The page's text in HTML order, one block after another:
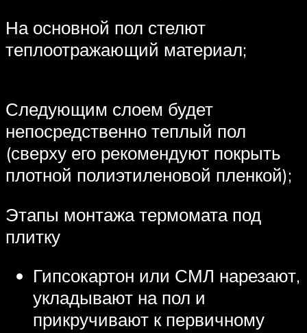
На основной пол стелют
теплоотражающий материал;
Следующим слоем будет
непосредственно теплый пол
(сверху его рекомендуют покрыть
плотной полиэтиленовой пленкой);
Этапы монтажа термомата под
плитку
Гипсокартон или СМЛ нарезают,
укладывают на пол и
прикручивают к первичному